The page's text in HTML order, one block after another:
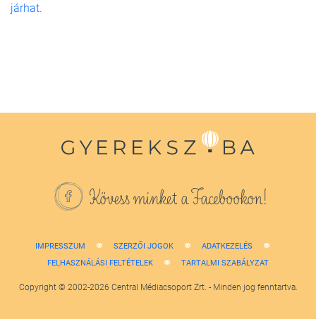
járhat.
Kövess minket a Facebookon!
IMPRESSZUM SZERZŐI JOGOK
ADATKEZELÉS
FELHASZNÁLÁSI FELTÉTELEK
TARTALMI SZABÁLYZAT
Copyright © 2002-2026 Central Médiacsoport Zrt. - Minden jog fenntartva.